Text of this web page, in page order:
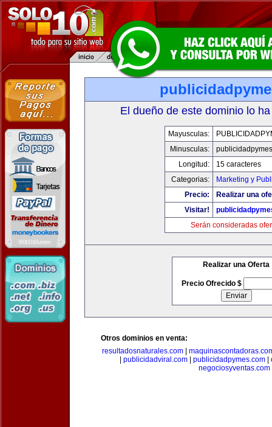
El dueño de este dominio lo
Mayusculas:
Minusculas:
Longitud:
15 caracteres
Categorias:
Marketing y
Precio:
Realizar una
Visitar!
Serán consideradas
Realizar una Oferta
Precio Ofrecido $
Otros dominios en venta:
resultadosnaturales.com|
publicidadviral.com publicidadpymes.com
negociosyventas.com